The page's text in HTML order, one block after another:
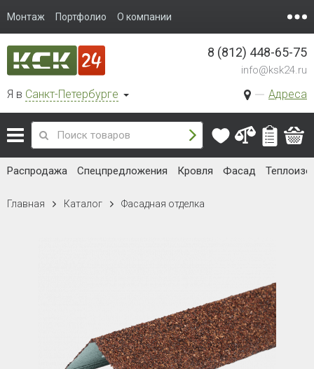
Монтаж Портфолио О компании
Я в Санкт-Петербурге Адреса
8 (812) 448-65-75
info@ksk24.ru
Распродажа Спецпредложения Кровля Фасад
Главная Каталог Фасадная отделка